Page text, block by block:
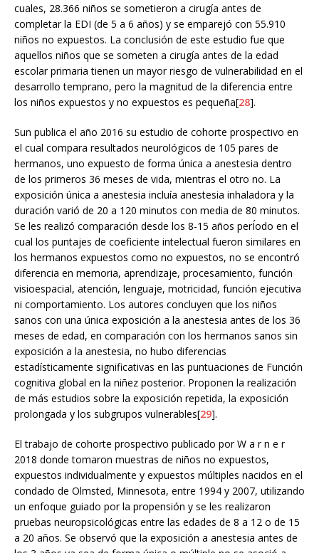
cuales, 28.366 niños se sometieron a cirugía antes de
completar la EDI (de 5 a 6 años) y se emparejó con 55.910
niños no expuestos. La conclusión de este estudio fue que
aquellos niños que se someten a cirugía antes de la edad
escolar primaria tienen un mayor riesgo de vulnerabilidad en el
desarrollo temprano, pero la magnitud de la diferencia entre
los niños expuestos y no expuestos es pequeña[28].
Sun publica el año 2016 su estudio de cohorte prospectivo en
el cual compara resultados neurológicos de 105 pares de
hermanos, uno expuesto de forma única a anestesia dentro
de los primeros 36 meses de vida, mientras el otro no. La
exposición única a anestesia incluía anestesia inhaladora y la
duración varió de 20 a 120 minutos con media de 80 minutos.
Se les realizó comparación desde los 8-15 años perÍodo en el
cual los puntajes de coeficiente intelectual fueron similares en
los hermanos expuestos como no expuestos, no se encontró
diferencia en memoria, aprendizaje, procesamiento, función
visioespacial, atención, lenguaje, motricidad, función ejecutiva
ni comportamiento. Los autores concluyen que los niños
sanos con una única exposición a la anestesia antes de los 36
meses de edad, en comparación con los hermanos sanos sin
exposición a la anestesia, no hubo diferencias
estadísticamente significativas en las puntuaciones de Función
cognitiva global en la niñez posterior. Proponen la realización
de más estudios sobre la exposición repetida, la exposición
prolongada y los subgrupos vulnerables[29].
El trabajo de cohorte prospectivo publicado por W a r n e r
2018 donde tomaron muestras de niños no expuestos,
expuestos individualmente y expuestos múltiples nacidos en el
condado de Olmsted, Minnesota, entre 1994 y 2007, utilizando
un enfoque guiado por la propensión y se les realizaron
pruebas neuropsicológicas entre las edades de 8 a 12 o de 15
a 20 años. Se observó que la exposición a anestesia antes de